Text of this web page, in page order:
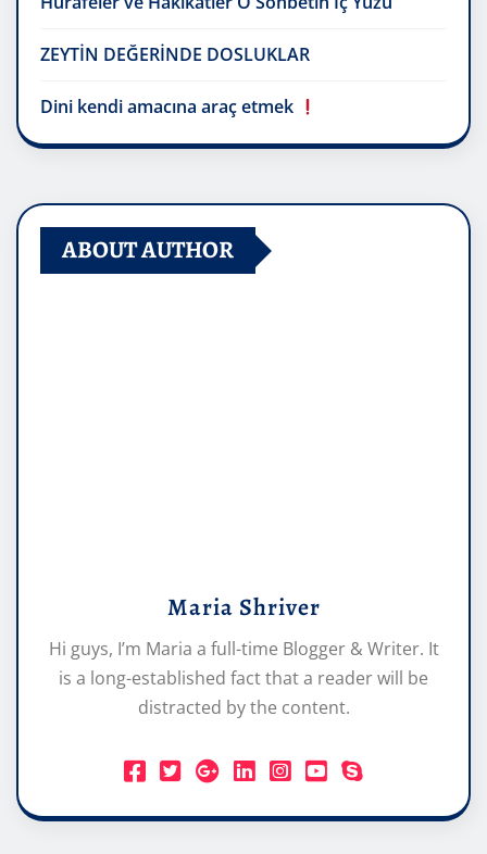
ZEYTİN DEĞERİNDE DOSLUKLAR
Dini kendi amacına araç etmek
ABOUT AUTHOR
Maria Shriver
Hi guys, I’m Maria a full-time Blogger & Writer. It
is a long-established fact that a reader will be
distracted by the content.